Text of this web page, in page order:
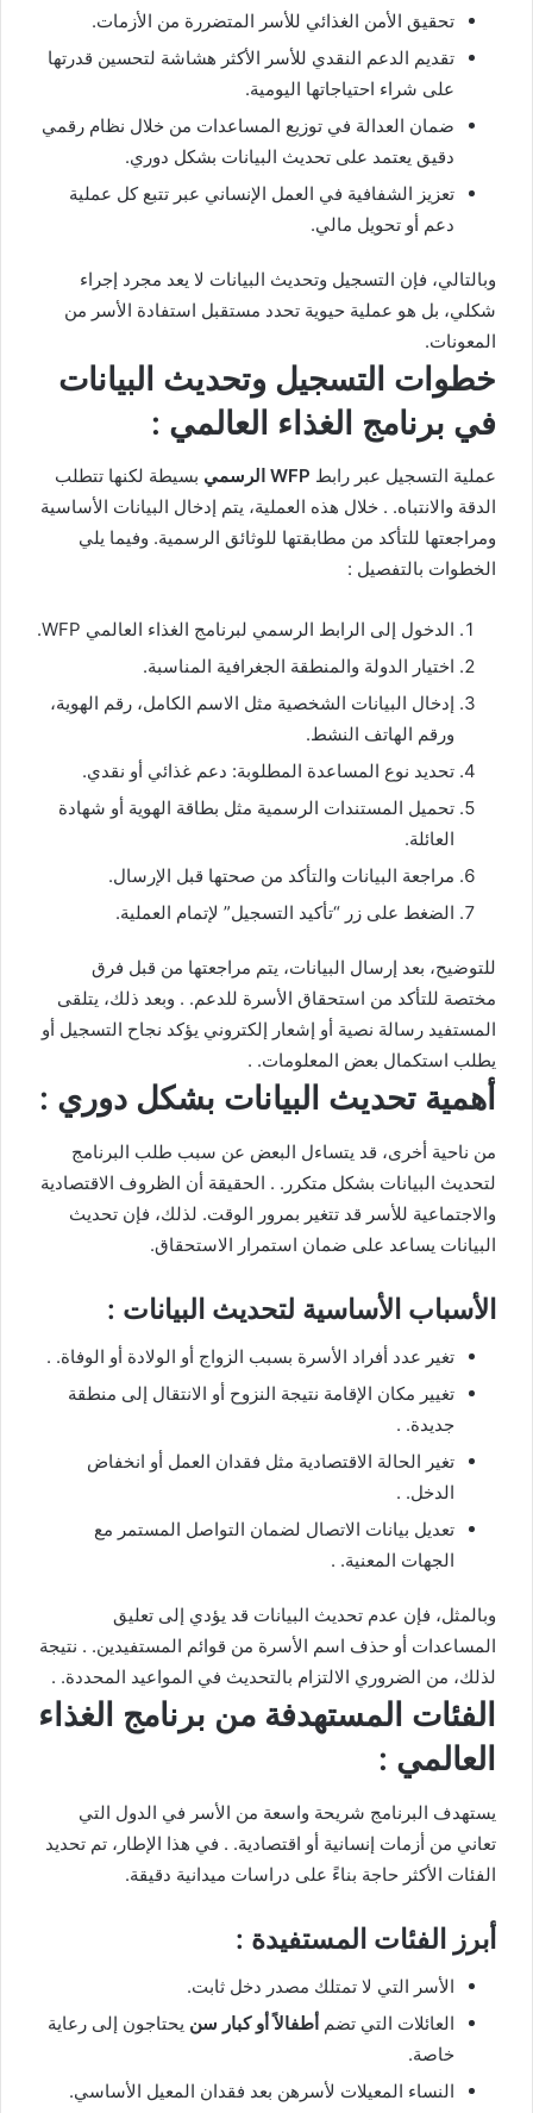
تحقيق الأمن الغذائي للأسر المتضررة من الأزمات.
تقديم الدعم النقدي للأسر الأكثر هشاشة لتحسين قدرتها
على شراء احتياجاتها اليومية.
ضمان العدالة في توزيع المساعدات من خلال نظام رقمي
دقيق يعتمد على تحديث البيانات بشكل دوري.
تعزيز الشفافية في العمل الإنساني عبر تتبع كل عملية
دعم أو تحويل مالي.
وبالتالي، فإن التسجيل وتحديث البيانات لا يعد مجرد إجراء
شكلي، بل هو عملية حيوية تحدد مستقبل استفادة الأسر من
المعونات.
خطوات التسجيل وتحديث البيانات
في برنامج الغذاء العالمي :
عملية التسجيل عبر رابط WFP الرسمي
بسيطة لكنها تتطلب
الدقة والانتباه. . خلال هذه العملية، يتم إدخال البيانات الأساسية
ومراجعتها للتأكد من مطابقتها للوثائق الرسمية. وفيما يلي
الخطوات بالتفصيل :
الدخول إلى الرابط الرسمي لبرنامج الغذاء العالمي WFP.
اختيار الدولة والمنطقة الجغرافية المناسبة.
إدخال البيانات الشخصية مثل الاسم الكامل، رقم الهوية،
ورقم الهاتف النشط.
تحديد نوع المساعدة المطلوبة: دعم غذائي أو نقدي.
تحميل المستندات الرسمية مثل بطاقة الهوية أو شهادة
العائلة.
مراجعة البيانات والتأكد من صحتها قبل الإرسال.
الضغط على زر “تأكيد التسجيل” لإتمام العملية.
للتوضيح، بعد إرسال البيانات، يتم مراجعتها من قبل فرق
مختصة للتأكد من استحقاق الأسرة للدعم. . وبعد ذلك، يتلقى
المستفيد رسالة نصية أو إشعار إلكتروني يؤكد نجاح التسجيل أو
يطلب استكمال بعض المعلومات. .
أهمية تحديث البيانات بشكل دوري :
من ناحية أخرى، قد يتساءل البعض عن سبب طلب البرنامج
لتحديث البيانات بشكل متكرر. . الحقيقة أن الظروف الاقتصادية
والاجتماعية للأسر قد تتغير بمرور الوقت. لذلك، فإن تحديث
البيانات يساعد على ضمان استمرار الاستحقاق.
الأسباب الأساسية لتحديث البيانات :
تغير عدد أفراد الأسرة بسبب الزواج أو الولادة أو الوفاة. .
تغيير مكان الإقامة نتيجة النزوح أو الانتقال إلى منطقة
جديدة. .
تغير الحالة الاقتصادية مثل فقدان العمل أو انخفاض
الدخل. .
تعديل بيانات الاتصال لضمان التواصل المستمر مع
الجهات المعنية. .
وبالمثل، فإن عدم تحديث البيانات قد يؤدي إلى تعليق
المساعدات أو حذف اسم الأسرة من قوائم المستفيدين. . نتيجة
لذلك، من الضروري الالتزام بالتحديث في المواعيد المحددة. .
الفئات المستهدفة من برنامج الغذاء
العالمي :
يستهدف البرنامج شريحة واسعة من الأسر في الدول التي
تعاني من أزمات إنسانية أو اقتصادية. . في هذا الإطار، تم تحديد
الفئات الأكثر حاجة بناءً على دراسات ميدانية دقيقة.
أبرز الفئات المستفيدة :
الأسر التي لا تمتلك مصدر دخل ثابت.
العائلات التي تضم أطفالاً أو كبار سن يحتاجون إلى رعاية
خاصة.
النساء المعيلات لأسرهن بعد فقدان المعيل الأساسي.